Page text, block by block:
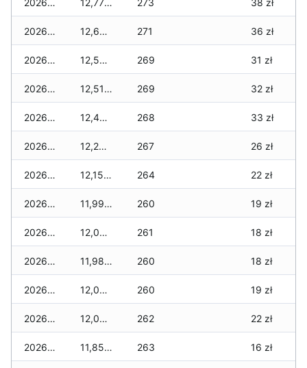
2026-02-15 12,770 zł 273 38 zł
2026-02-14 12,670 zł 271 36 zł
2026-02-13 12,500 zł 269 31 zł
2026-02-12 12,510 zł 269 32 zł
2026-02-11 12,490 zł 268 33 zł
2026-02-10 12,260 zł 267 26 zł
2026-02-09 12,150 zł 264 22 zł
2026-02-08 11,990 zł 260 19 zł
2026-02-07 12,040 zł 261 18 zł
2026-02-06 11,980 zł 260 18 zł
2026-02-05 12,020 zł 260 19 zł
2026-02-04 12,020 zł 262 22 zł
2026-02-03 11,850 zł 263 16 zł